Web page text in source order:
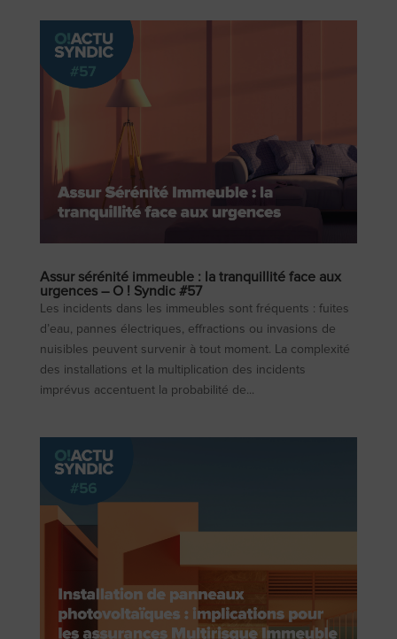
Assur sérénité immeuble : la tranquillité face aux
urgences – O ! Syndic #57
Les incidents dans les immeubles sont fréquents : fuites
d’eau, pannes électriques, effractions ou invasions de
nuisibles peuvent survenir à tout moment. La complexité
des installations et la multiplication des incidents
imprévus accentuent la probabilité de...